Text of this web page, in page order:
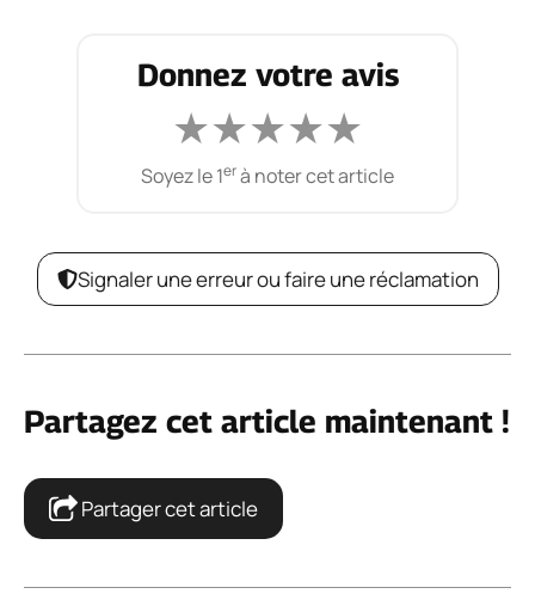
Donnez votre avis
★★★★★
Soyez le 1erà noter cet article
Signaler une erreur ou faire une réclamation
Partagez cet article maintenant !
Partager cet article